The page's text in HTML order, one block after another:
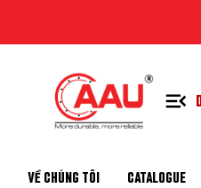
VỀ CHÚNG TÔI CATALOGUE